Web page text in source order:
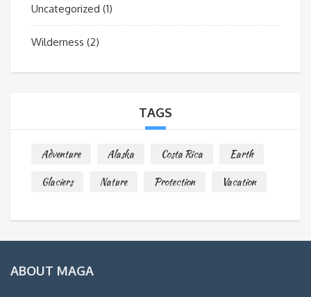
Uncategorized (1)
Wilderness (2)
TAGS
Adventure Alaska Costa Rica
Earth
Glaciers
Nature Protection Vacation
ABOUT MAGA